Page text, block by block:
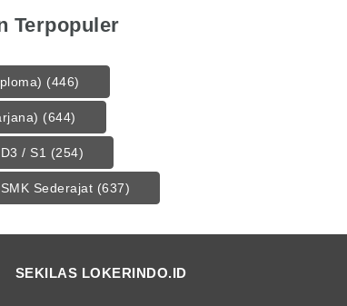
Terpopuler
(446)
(644)
/ S1 (254)
Sederajat (637)
SEKILAS LOKERINDO.ID